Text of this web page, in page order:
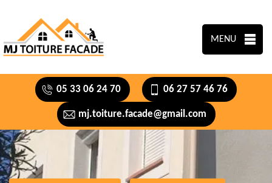
MENU
05 33 06 24 70 06 27 57 46 76
mj.toiture.facade@gmail.com